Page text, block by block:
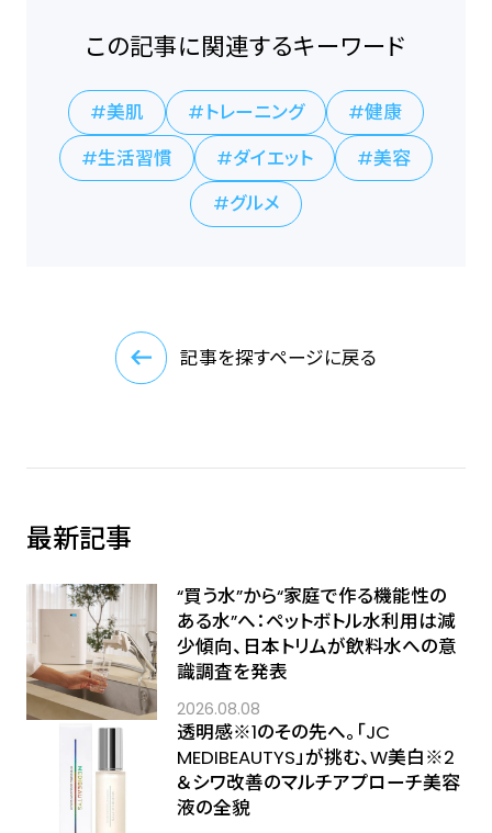
この記事に関連するキーワード
美肌 トレーニング
健康
生活習慣
ダイエット
美容
グルメ
記事を探すページに戻る
最新記事
“買う水”から“家庭で作る機能性の
ある水”へ：ペットボトル水利用は減
少傾向、日本トリムが飲料水への意
識調査を発表
2026.08.08
透明感※1のその先へ――。「JC
MEDIBEAUTYS」が挑む、W美白※2
＆シワ改善のマルチアプローチ美容
液の全貌